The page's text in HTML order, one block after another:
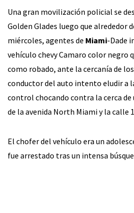
Una gran movilización policial se
Golden Glades luego que alrededor
miércoles, agentes de Miami-Dade
vehículo chevy Camaro color negro
como robado, ante la cercanía de
conductor del auto intento eludir a
control chocando contra la cerca de
de la avenida North Miami y la calle
El chofer del vehículo era un
fue arrestado tras un intensa